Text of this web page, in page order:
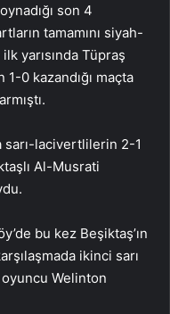
son 4
tamamını siyah-
yarısında Tüpraş
1-0 kazandığı maçta
sarı-lacivertlilerin 2-1
Al-Musrati
bu kez Beşiktaş’ın
ikinci sarı
oyuncu Welinton